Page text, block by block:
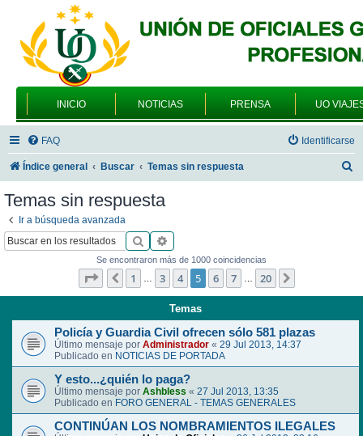
INICIO NOTICIAS PRENSA UO
FAQ Identificarse
Índice general Buscar Temas sin respuesta
Temas sin respuesta
Ir a búsqueda avanzada
Buscar
Se encontraron más de 1000 coincidencias
Página de 20
Anterior
1 … 3 4 5 6 7 … 20
Temas
Policía y Guardia Civil ofrecen sólo 581 plazas
Último mensaje por Administrador « 29 Jul 2013, 14:37
Publicado en NOTICIAS DE PORTADA
Y esto...¿quién lo paga?
Último mensaje por Ashbless « 27 Jul 2013, 13:35
Publicado en FORO GENERAL - TEMAS GENERALES
CONTINÚAN LOS NOMBRAMIENTOS ILEGALES